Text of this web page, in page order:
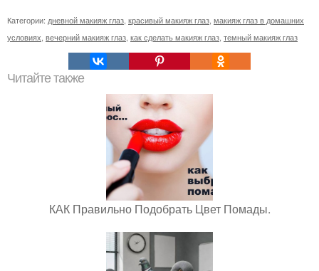
Категории: дневной макияж глаз, красивый макияж глаз, макияж глаз в домашних
условиях, вечерний макияж глаз, как сделать макияж глаз, темный макияж глаз
Читайте также
КАК Правильно Подобрать Цвет Помады.